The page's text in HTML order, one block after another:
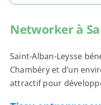
Networker à
Saint-Alban-Leysse
Chambéry et d’un
attractif pour